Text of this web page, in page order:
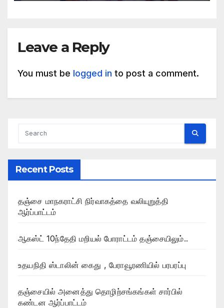
Leave a Reply
You must be logged in to post a comment.
Recent Posts
தஞ்சை மாநகராட்சி நிர்வாகத்தை வலியுறுத்தி
ஆர்ப்பாட்டம்
ஆகஸ்ட் 10ந்தேதி மறியல் போராட்டம் தஞ்சையிலும்..
உதயநிதி ஸ்டாலின் கைது , பேராவூரணியில் பரபரப்பு
தஞ்சையில் அனைத்து தொழிற்சங்கங்கள் சார்பில்
கண்டன ஆர்ப்பாட்டம்